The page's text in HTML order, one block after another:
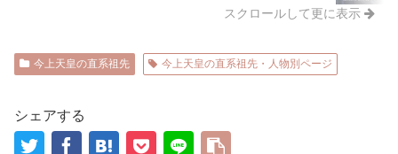
スクロールして更に表示
今上天皇の直系祖先 今上天皇の直系祖先・人物別ページ
シェアする